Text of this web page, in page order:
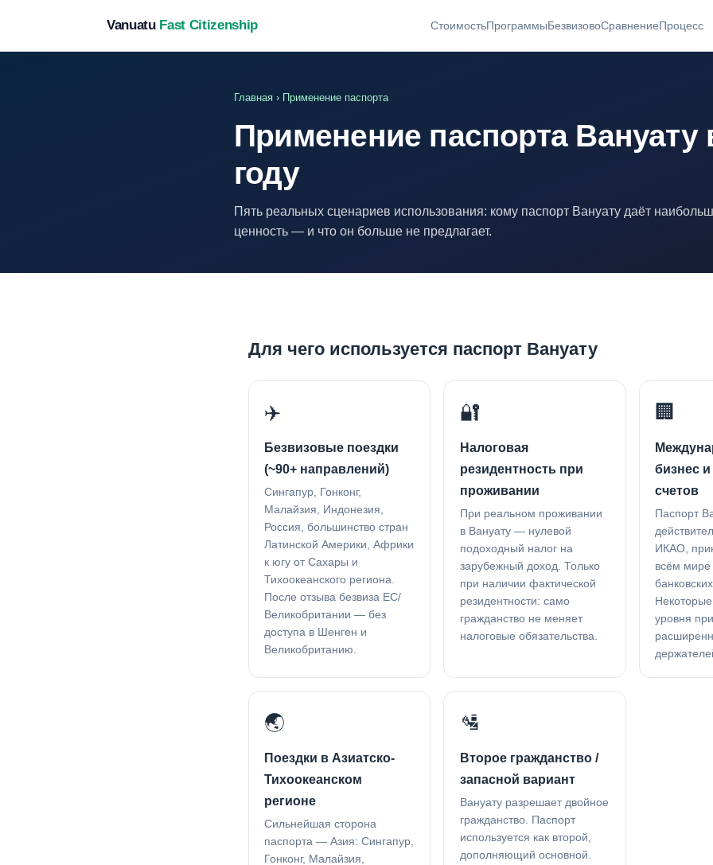
Vanuatu Fast Citizenship СтоимостьПрограммыБезвизовоСравнениеПроцесс
Главная › Применение паспорта
Применение паспорта Вануату
году
Пять реальных сценариев использования: кому паспорт Вануату даёт
ценность — и что он больше не предлагает.
Для чего используется паспорт Вануату
✈️
Безвизовые поездки
(~90+ направлений)
Сингапур, Гонконг,
Малайзия, Индонезия,
Россия, большинство стран
Латинской Америки, Африки
к югу от Сахары и
Тихоокеанского региона.
После отзыва безвиза ЕС/
Великобритании — без
доступа в Шенген и
Великобританию.
🔐
Налоговая
резидентность при
проживании
При реальном проживании
в Вануату — нулевой
подоходный налог на
зарубежный доход. Только
при наличии фактической
резидентности: само
гражданство не меняет
налоговые обязательства.
🏢
бизнес
счетов
Паспорт
ИКАО,
всём мире
уровня
🌏
Поездки в Азиатско-
Тихоокеанском
регионе
Сильнейшая сторона
паспорта — Азия: Сингапур,
Гонконг, Малайзия,
🛂
Второе гражданство /
запасной вариант
Вануату разрешает двойное
гражданство. Паспорт
используется как второй,
дополняющий основной.